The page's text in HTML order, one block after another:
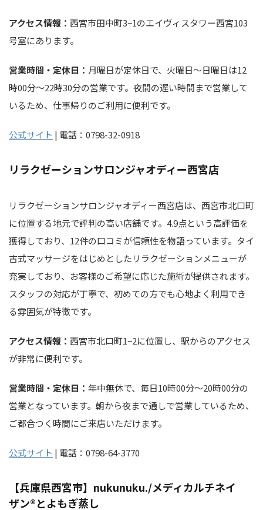
アクセス情報： 西宮市田中町3−1のエイヴィスタワー西宮103
号室にあります。
営業時間・定休日： 月曜日が定休日で、火曜日～日曜日は12
時00分～22時30分の営業です。夜間の遅い時間まで営業して
いるため、仕事帰りのご利用に便利です。
公式サイト | 電話：0798-32-0918
リラクゼーションサロンジャオディー西宮店
リラクゼーションサロンジャオディー西宮店は、西宮市北口町
に位置する地元で評判の高い店舗です。4.9点という高評価を
獲得しており、12件の口コミが信頼性を物語っています。タイ
古式マッサージをはじめとしたリラクゼーションメニューが
充実しており、お客様のご希望に応じた施術が提供されます。
スタッフの対応が丁寧で、初めての方でも心地よく利用でき
る雰囲気が特徴です。
アクセス情報： 西宮市北口町1−2に位置し、駅からのアクセス
が非常に便利です。
営業時間・定休日： 年中無休で、毎日10時00分～20時00分の
営業となっています。朝から夜まで通しで営業しているため、
ご都合つく時間にご来店いただけます。
公式サイト | 電話：0798-64-3770
【兵庫県西宮市】nukunuku./メディカルチネイ
ザン®︎とよもぎ蒸し